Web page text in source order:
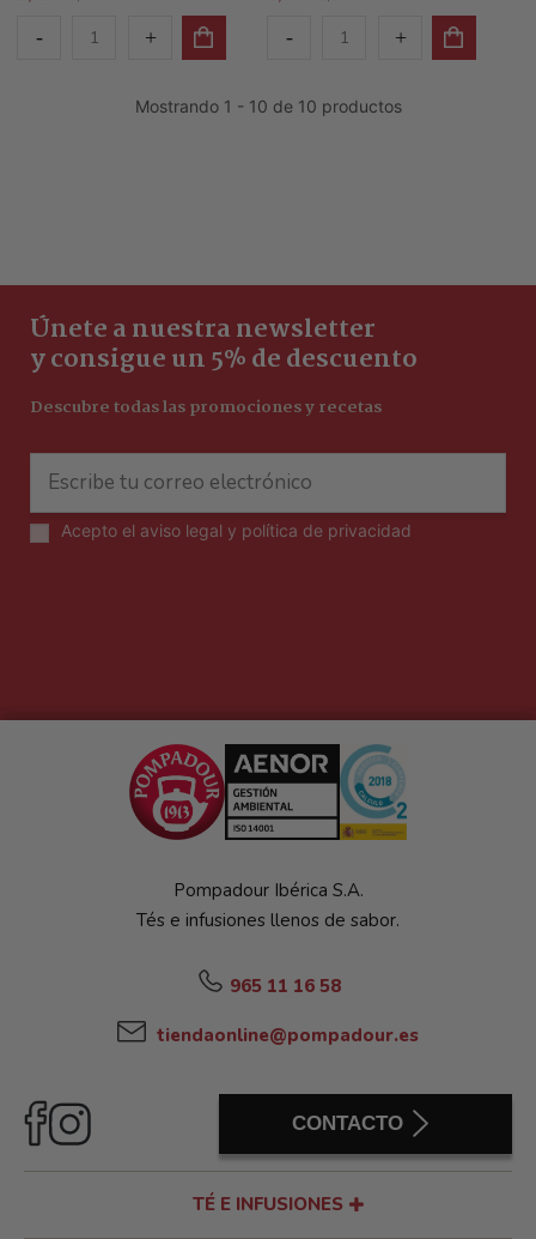
Mostrando 1 - 10 de 10 productos
Únete a nuestra newsletter
y consigue un 5% de descuento
Descubre todas las promociones y recetas
Acepto el aviso legal y política de privacidad
Pompadour Ibérica S.A.
Tés e infusiones llenos de sabor.
965 11 16 58
tiendaonline@pompadour.es
CONTACTO
TÉ E INFUSIONES